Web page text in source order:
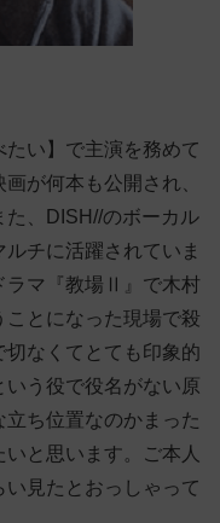
い】で主演を務めて
が何本も公開され、
、DISH//のボーカル
チに活躍されていま
ラマ『教場Ⅱ』で木村
とになった現場で殺
なくてとても印象的
う役で役名がない原
ち位置なのかまった
と思います。ご本人
見たとおっしゃって